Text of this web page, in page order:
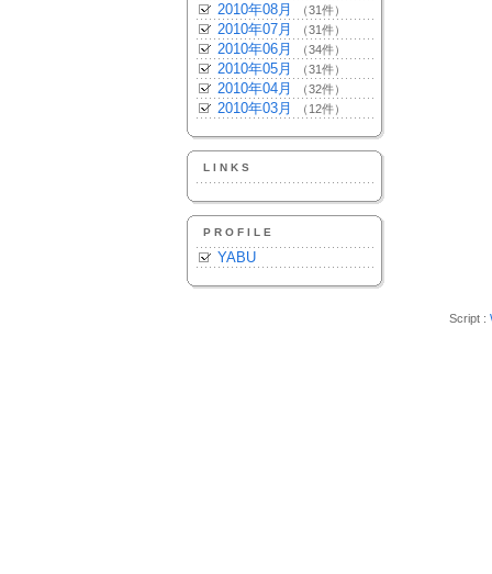
2010年08月 （31件）
2010年07月 （31件）
2010年06月 （34件）
2010年05月 （31件）
2010年04月 （32件）
2010年03月 （12件）
LINKS
PROFILE
YABU
Script :